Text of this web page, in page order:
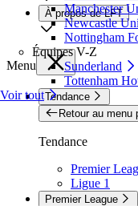
Manchester
Newcastle
Nottingham
Équipes V-Z
Sunderland
Tottenham
Voir tout
À propos de LFT
Menu
Tendance
Retour au menu
Tendance
Premier
Ligue 1
Premier League